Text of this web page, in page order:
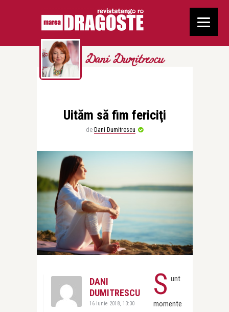
Dani Dumitrescu
Uităm să fim fericiţi
de Dani Dumitrescu
DANI
DUMITRESCU
16 iunie 2018, 13:30
S unt
momente